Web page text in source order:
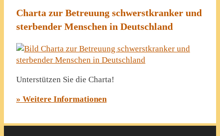
Charta zur Betreuung schwerstkranker und
sterbender Menschen in Deutschland
Unterstützen Sie die Charta!
» Weitere Informationen